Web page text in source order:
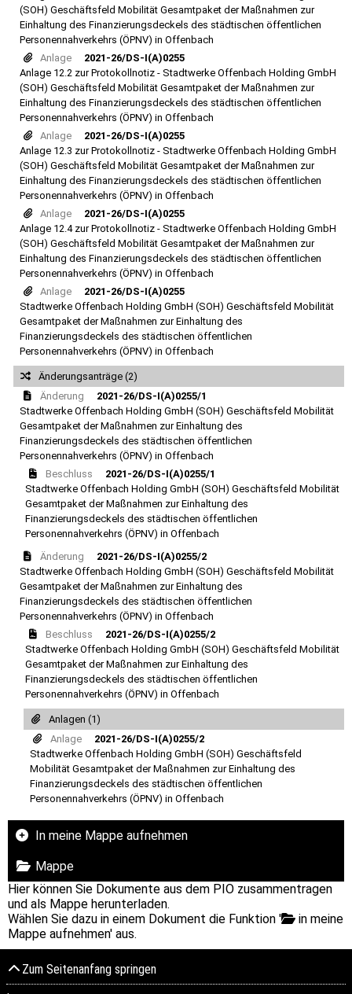
(SOH) Geschäftsfeld Mobilität Gesamtpaket der Maßnahmen zur
Einhaltung des Finanzierungsdeckels des städtischen öffentlichen
Personennahverkehrs (ÖPNV) in Offenbach
Anlage
2021-26/DS-I(A)0255
Anlage 12.2 zur Protokollnotiz - Stadtwerke Offenbach Holding GmbH
(SOH) Geschäftsfeld Mobilität Gesamtpaket der Maßnahmen zur
Einhaltung des Finanzierungsdeckels des städtischen öffentlichen
Personennahverkehrs (ÖPNV) in Offenbach
Anlage
2021-26/DS-I(A)0255
Anlage 12.3 zur Protokollnotiz - Stadtwerke Offenbach Holding GmbH
(SOH) Geschäftsfeld Mobilität Gesamtpaket der Maßnahmen zur
Einhaltung des Finanzierungsdeckels des städtischen öffentlichen
Personennahverkehrs (ÖPNV) in Offenbach
Anlage
2021-26/DS-I(A)0255
Anlage 12.4 zur Protokollnotiz - Stadtwerke Offenbach Holding GmbH
(SOH) Geschäftsfeld Mobilität Gesamtpaket der Maßnahmen zur
Einhaltung des Finanzierungsdeckels des städtischen öffentlichen
Personennahverkehrs (ÖPNV) in Offenbach
Anlage
2021-26/DS-I(A)0255
Stadtwerke Offenbach Holding GmbH (SOH) Geschäftsfeld Mobilität
Gesamtpaket der Maßnahmen zur Einhaltung des
Finanzierungsdeckels des städtischen öffentlichen
Personennahverkehrs (ÖPNV) in Offenbach
Änderungsanträge (2)
Änderung
2021-26/DS-I(A)0255/1
Stadtwerke Offenbach Holding GmbH (SOH) Geschäftsfeld Mobilität
Gesamtpaket der Maßnahmen zur Einhaltung des
Finanzierungsdeckels des städtischen öffentlichen
Personennahverkehrs (ÖPNV) in Offenbach
Beschluss
2021-26/DS-I(A)0255/1
Stadtwerke Offenbach Holding GmbH (SOH) Geschäftsfeld Mobilität
Gesamtpaket der Maßnahmen zur Einhaltung des
Finanzierungsdeckels des städtischen öffentlichen
Personennahverkehrs (ÖPNV) in Offenbach
Änderung
2021-26/DS-I(A)0255/2
Stadtwerke Offenbach Holding GmbH (SOH) Geschäftsfeld Mobilität
Gesamtpaket der Maßnahmen zur Einhaltung des
Finanzierungsdeckels des städtischen öffentlichen
Personennahverkehrs (ÖPNV) in Offenbach
Beschluss
2021-26/DS-I(A)0255/2
Stadtwerke Offenbach Holding GmbH (SOH) Geschäftsfeld Mobilität
Gesamtpaket der Maßnahmen zur Einhaltung des
Finanzierungsdeckels des städtischen öffentlichen
Personennahverkehrs (ÖPNV) in Offenbach
Anlagen (1)
Anlage
2021-26/DS-I(A)0255/2
Stadtwerke Offenbach Holding GmbH (SOH) Geschäftsfeld
Mobilität Gesamtpaket der Maßnahmen zur Einhaltung des
Finanzierungsdeckels des städtischen öffentlichen
Personennahverkehrs (ÖPNV) in Offenbach
In meine Mappe aufnehmen
Mappe
Hier können Sie Dokumente aus dem PIO zusammentragen
und als Mappe herunterladen.
Wählen Sie dazu in einem Dokument die Funktion '
in meine
Mappe aufnehmen' aus.
Zum Seitenanfang springen